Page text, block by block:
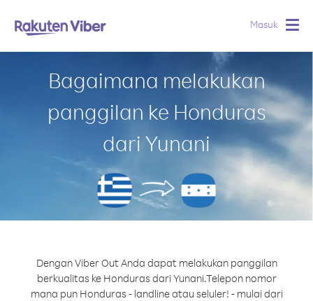
Masuk
Bagaimana melakukan
panggilan ke Honduras
dari Yunani
Dengan Viber Out Anda dapat melakukan panggilan
berkualitas ke Honduras dari Yunani.Telepon nomor
mana pun Honduras - landline atau seluler! - mulai dari